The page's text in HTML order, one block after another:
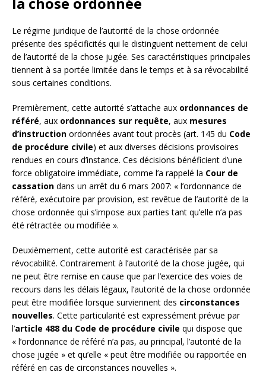
Le régime juridique de l’autorité de la chose ordonnée
présente des spécificités qui le distinguent nettement de celui
de l’autorité de la chose jugée. Ses caractéristiques principales
tiennent à sa portée limitée dans le temps et à sa révocabilité
sous certaines conditions.
Premièrement, cette autorité s’attache aux ordonnances de
référé, aux ordonnances sur requête, aux mesures
d’instruction ordonnées avant tout procès (art. 145 du Code
de procédure civile) et aux diverses décisions provisoires
rendues en cours d’instance. Ces décisions bénéficient d’une
force obligatoire immédiate, comme l’a rappelé la Cour de
cassation dans un arrêt du 6 mars 2007: « l’ordonnance de
référé, exécutoire par provision, est revêtue de l’autorité de la
chose ordonnée qui s’impose aux parties tant qu’elle n’a pas
été rétractée ou modifiée ».
Deuxièmement, cette autorité est caractérisée par sa
révocabilité. Contrairement à l’autorité de la chose jugée, qui
ne peut être remise en cause que par l’exercice des voies de
recours dans les délais légaux, l’autorité de la chose ordonnée
peut être modifiée lorsque surviennent des circonstances
nouvelles. Cette particularité est expressément prévue par
l’article 488 du Code de procédure civile qui dispose que
« l’ordonnance de référé n’a pas, au principal, l’autorité de la
chose jugée » et qu’elle « peut être modifiée ou rapportée en
référé en cas de circonstances nouvelles ».